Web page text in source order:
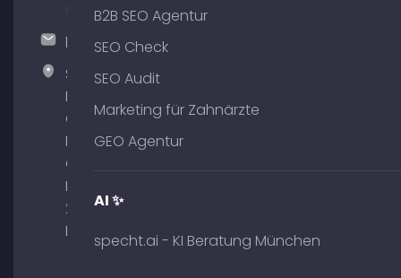
hallo@timospecht.de
Specht
Marketing
GmbH –
Palais am
Obelisk
Briennerstr.
29 80333
München
B2B SEO Agentur
SEO Check
SEO Audit
Marketing für Zahnärzte
GEO Agentur
AI ✨
specht.ai - KI Beratung München